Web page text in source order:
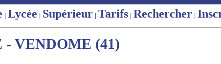
| Lycée | Supérieur | Tarifs | Rechercher |
VENDOME (41)